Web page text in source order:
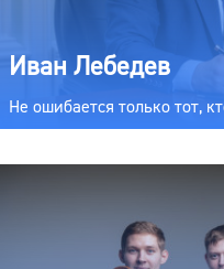
Иван Лебедев
Не ошибается только тот,